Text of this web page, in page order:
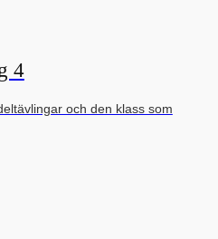
4
och den klass som